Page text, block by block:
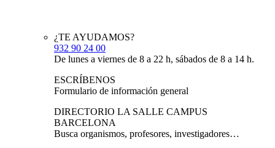
¿TE AYUDAMOS?
932 90 24 00
De lunes a viernes de 8 a 22 h, sábados de 8 a 14 h.
ESCRÍBENOS
Formulario de información general
DIRECTORIO LA SALLE CAMPUS
BARCELONA
Busca organismos, profesores, investigadores…